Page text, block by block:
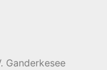
Ganderkesee